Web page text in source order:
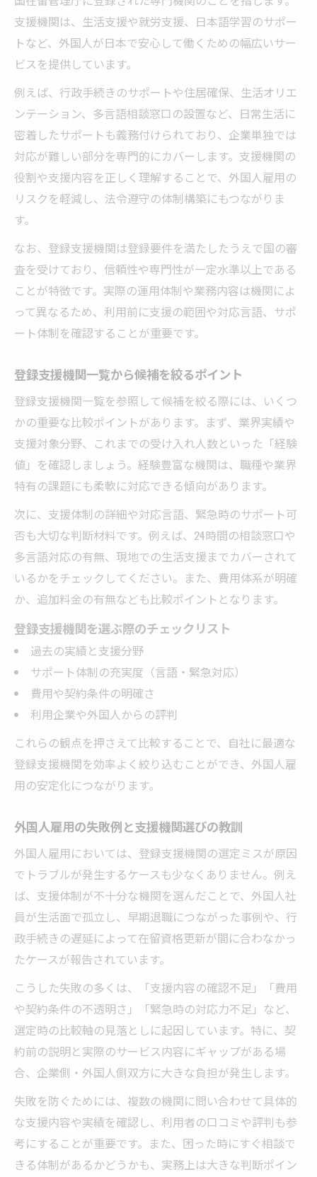
徴
安心できる外国人雇用の支援体制とは
外国人雇用に必要な登録支援機関の支援内
容
緊急時対応が整った支援体制の見分け方
外国人雇用で選ばれる支援機関の運用体制
多言語対応できる登録支援機関の強み
外国人雇用の相談体制とサポート事例
登録支援機関の一覧でよくある分類と違い
特定技能の支援機関選びで見るべき特徴
登録支援機関ランキングの比較基準を解説
外国人雇用で分野別支援実績をどう確認す
要件を押さえて最適な支援機関を見極める
外国人雇用の登録支援機関要件を徹底解説
登録支援機関になるには何が必要か確認す
る
外国人雇用で見落としがちな支援機関の条
件
特定技能登録支援機関に求められる対応力
とは
登録支援機関一覧で要件を満たす機関の探
し方
特定技能に強い登録支援機関選びの秘訣
特定技能分野で実績ある支援機関の見極め
方
外国人雇用に適した登録支援機関の条件と
は
特定技能登録支援機関一覧の活用ポイント
外国人雇用で失敗しない支援機関の選定コ
ツ
登録支援機関ランキングを参考にする注意
外国人採用でお困りならY-connectへ
支援機関は、生活支援や就労支援、日本語学習のサポー
トなど、外国人が日本で安心して働くための幅広いサー
ビスを提供しています。
例えば、行政手続きのサポートや住居確保、生活オリエ
ンテーション、多言語相談窓口の設置など、日常生活に
密着したサポートも義務付けられており、企業単独では
対応が難しい部分を専門的にカバーします。支援機関の
役割や支援内容を正しく理解することで、外国人雇用の
リスクを軽減し、法令遵守の体制構築にもつながりま
す。
なお、登録支援機関は登録要件を満たしたうえで国の審
査を受けており、信頼性や専門性が一定水準以上である
ことが特徴です。実際の運用体制や業務内容は機関によ
って異なるため、利用前に支援の範囲や対応言語、サポ
ート体制を確認することが重要です。
登録支援機関一覧から候補を絞るポイント
登録支援機関一覧を参照して候補を絞る際には、いくつ
かの重要な比較ポイントがあります。まず、業界実績や
支援対象分野、これまでの受け入れ人数といった「経験
値」を確認しましょう。経験豊富な機関は、職種や業界
特有の課題にも柔軟に対応できる傾向があります。
次に、支援体制の詳細や対応言語、緊急時のサポート可
否も大切な判断材料です。例えば、24時間の相談窓口や
多言語対応の有無、現地での生活支援までカバーされて
いるかをチェックしてください。また、費用体系が明確
か、追加料金の有無なども比較ポイントとなります。
登録支援機関を選ぶ際のチェックリスト
過去の実績と支援分野
サポート体制の充実度（言語・緊急対応）
費用や契約条件の明確さ
利用企業や外国人からの評判
これらの観点を押さえて比較することで、自社に最適な
登録支援機関を効率よく絞り込むことができ、外国人雇
用の安定化につながります。
外国人雇用の失敗例と支援機関選びの教訓
外国人雇用においては、登録支援機関の選定ミスが原因
でトラブルが発生するケースも少なくありません。例え
ば、支援体制が不十分な機関を選んだことで、外国人社
員が生活面で孤立し、早期退職につながった事例や、行
政手続きの遅延によって在留資格更新が間に合わなかっ
たケースが報告されています。
こうした失敗の多くは、「支援内容の確認不足」「費用
や契約条件の不透明さ」「緊急時の対応力不足」など、
選定時の比較軸の見落としに起因しています。特に、契
約前の説明と実際のサービス内容にギャップがある場
合、企業側・外国人側双方に大きな負担が発生します。
失敗を防ぐためには、複数の機関に問い合わせて具体的
な支援内容や実績を確認し、利用者の口コミや評判も参
考にすることが重要です。また、困った時にすぐ相談で
きる体制があるかどうかも、実務上は大きな判断ポイン